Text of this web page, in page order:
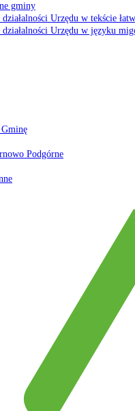
gminy
Urzędu w tekście
Urzędu w języku
Podgórne